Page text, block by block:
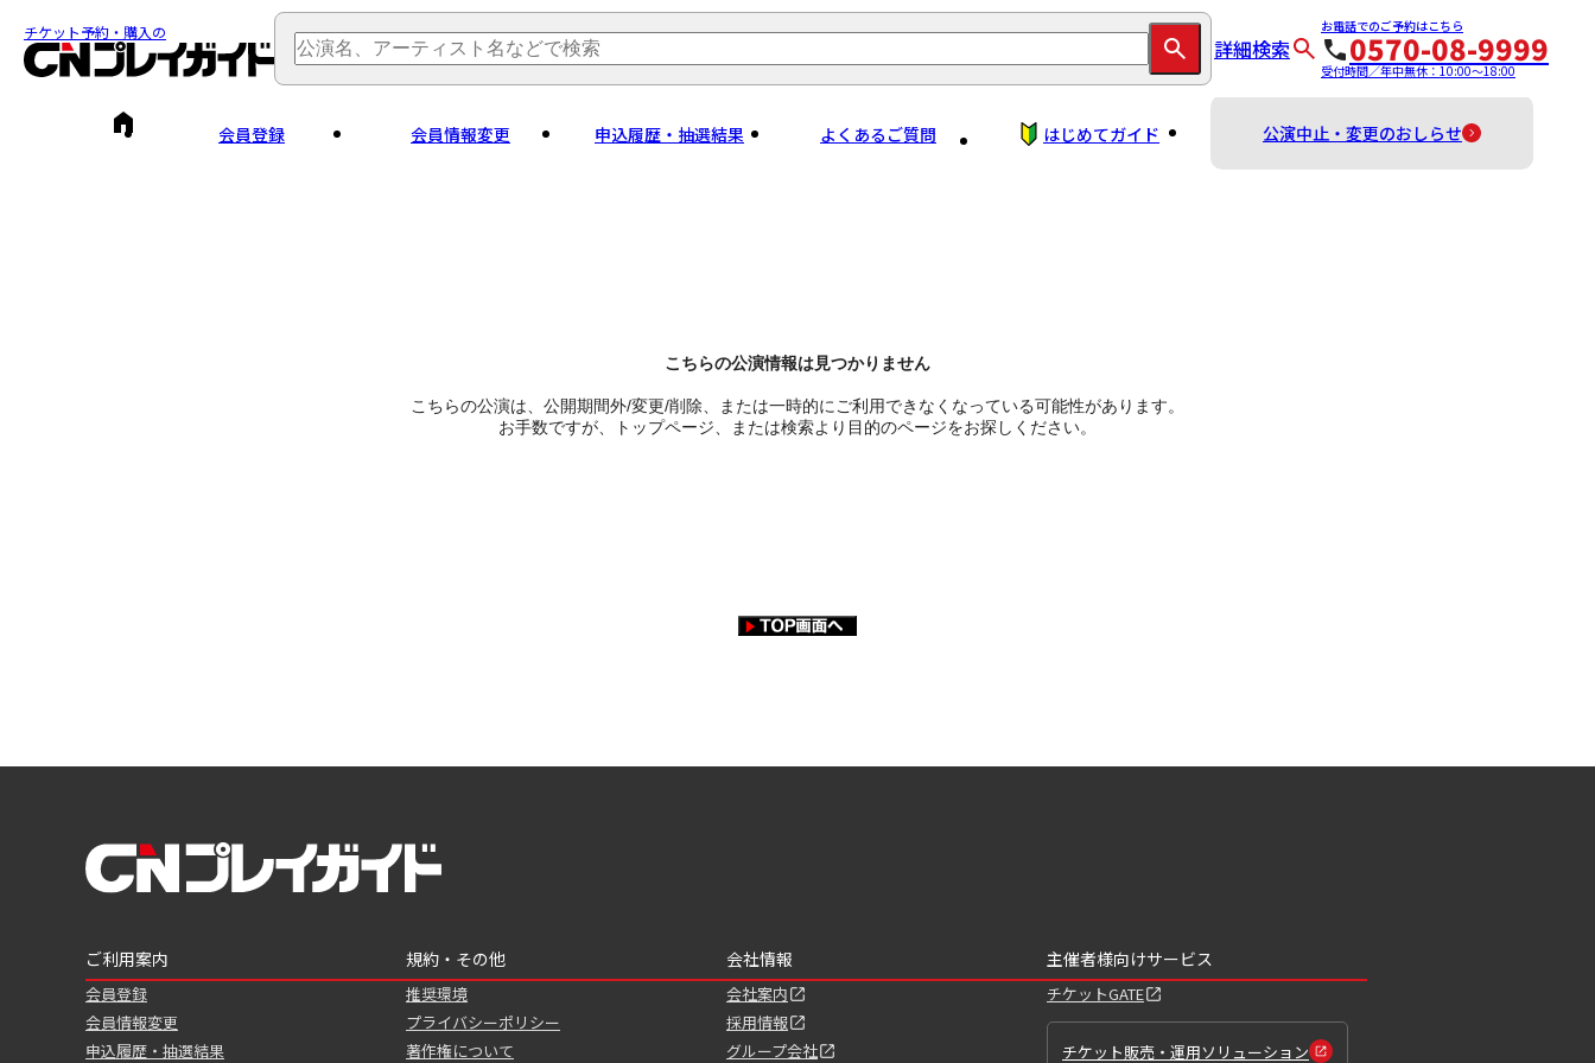
チケット予約・購入の
詳細検索
お電話でのご予約はこちら
0570-08-9999
受付時間／年中無休：10:00～18:00
会員登録 会員情報変更 申込履歴・抽選結果 よくあるご質問 はじめてガイド 公演中止・変更のおしらせ
こちらの公演情報は見つかりません
こちらの公演は、公開期間外/変更/削除、または一時的にご利用できなくなっている可能性があります。
お手数ですが、トップページ、または検索より目的のページをお探しください。
ご利用案内
会員登録
会員情報変更
申込履歴・抽選結果
規約・その他
推奨環境
プライバシーポリシー
著作権について
会社情報
会社案内
採用情報
グループ会社
主催者様向けサービス
チケットGATE
チケット販売・運用ソリューション